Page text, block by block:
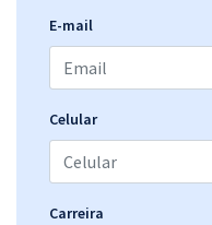
E-mail
Celular
Carreira